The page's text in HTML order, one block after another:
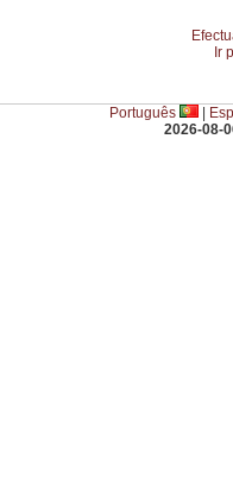
Ir
Português
2026-08-